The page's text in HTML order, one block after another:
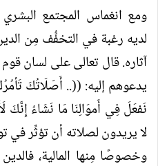
ومع انغماس المجتمع
لديه رغبة في التخفُّف مِن
آثاره. قال تعالى على لسان
يدعوهم إليه: ((.. أَصَلَاتُكَ
نَفعَلَ فِي أَموَالِنَا مَا نَشَاءُ إِنَّكَ
لا يريدون لصلاته أن تؤثِّر في
وخصوصًا مِنها المالية،